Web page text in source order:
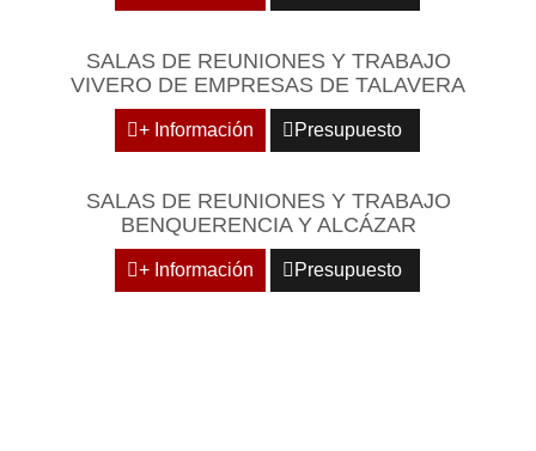
SALAS DE REUNIONES Y TRABAJO
VIVERO DE EMPRESAS DE TALAVERA
+ Información Presupuesto
SALAS DE REUNIONES Y TRABAJO
BENQUERENCIA Y ALCÁZAR
+ Información Presupuesto